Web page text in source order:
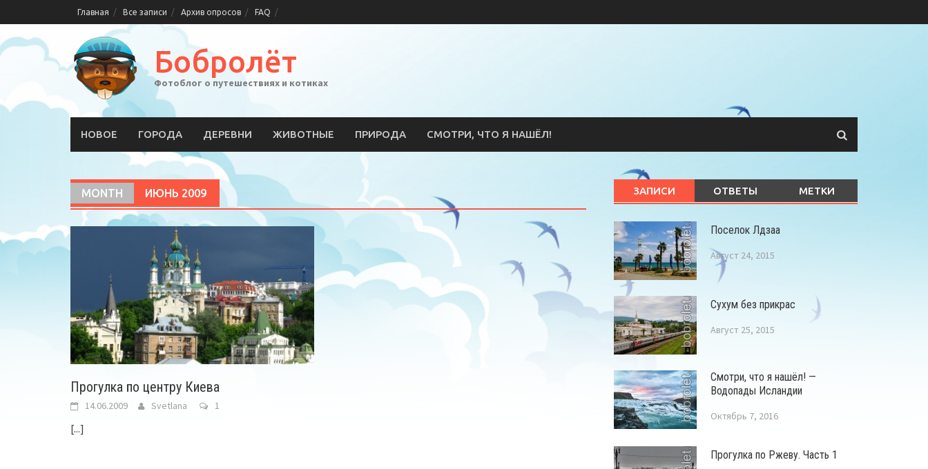
to
content
Главная Все записи Архив опросов FAQ
Бобролёт
Фотоблог о путешествиях и котиках
НОВОЕ ГОРОДА ДЕРЕВНИ ЖИВОТНЫЕ ПРИРОДА СМОТРИ, ЧТО Я НАШЁЛ!
MONTH ИЮНЬ 2009
Прогулка по центру Киева
14.06.2009 Svetlana 1
[...]
ЗАПИСИ ОТВЕТЫ МЕТКИ
Поселок Лдзаа
Август 24, 2015
Сухум без прикрас
Август 25, 2015
Смотри, что я нашёл! —
Водопады Исландии
Октябрь 7, 2016
Прогулка по Ржеву. Часть 1